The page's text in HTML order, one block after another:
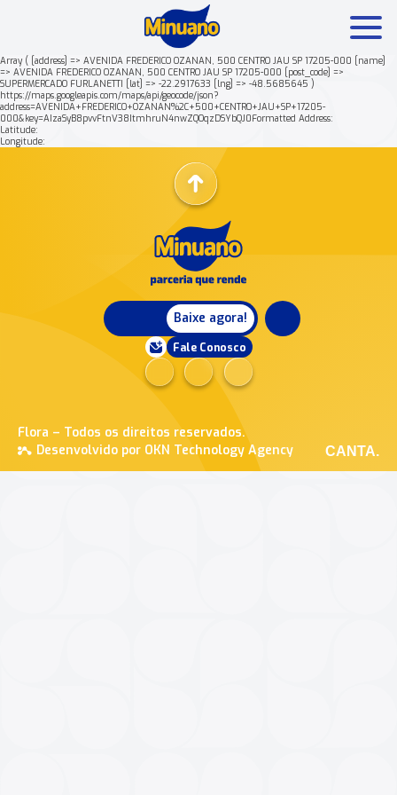
Array ( [address] => AVENIDA FREDERICO OZANAN, 500 CENTRO JAU SP 17205-000 [name]
=> AVENIDA FREDERICO OZANAN, 500 CENTRO JAU SP 17205-000 [post_code] =>
SUPERMERCADO FURLANETTI [lat] => -22.2917633 [lng] => -48.5685645 )
https://maps.googleapis.com/maps/api/geocode/json?
address=AVENIDA+FREDERICO+OZANAN%2C+500+CENTRO+JAU+SP+17205-
000&key=AIzaSyB8pvvFtnV38ItmhruN4nwZQOqzDSYbQJ0Formatted Address:
Latitude:
Longitude:
Baixe agora!
Fale Conosco
Flora – Todos os direitos reservados.
Desenvolvido por OKN Technology Agency
CANTA.
Mais buscados: Produtos Minuano Rende +
Nossa história